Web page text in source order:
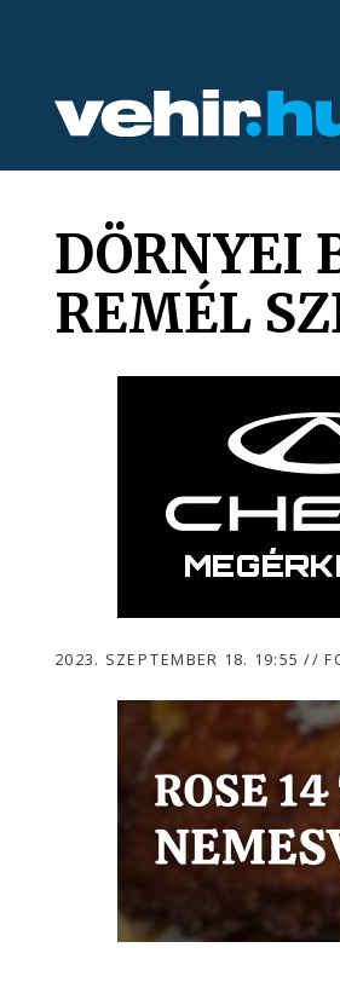
DÖRNYEI
REMÉL
2023. SZEPTEMBER 18. 19:55//